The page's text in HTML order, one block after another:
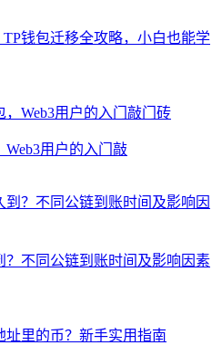
钱包迁移全攻略，小白也能学
Web3用户的入门敲
？不同公链到账时间及影响因素